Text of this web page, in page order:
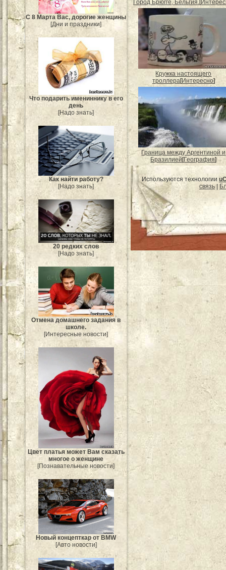
С 8 Марта Вас, дорогие женщины
[Дни и праздники]
Что подарить имениннику в его
день
[Надо знать]
Как найти работу?
[Надо знать]
20 редких слов
[Надо знать]
Отмена домашнего задания в
школе.
[Интересные новости]
Цвет платья может Вам сказать
многое о женщине
[Познавательные новости]
Новый концепткар от BMW
[Авто новости]
Город Брюгге, Бельгия.
Кружка настоящего
троллера[Интересно]
Граница между Аргентиной и
Бразилией[География]
Используются технологии
связь